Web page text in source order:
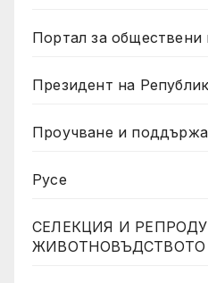
Портал за обществени
Президент на
Проучване и
Русе
СЕЛЕКЦИЯ И
ЖИВОТНОВЪДСТВОТО